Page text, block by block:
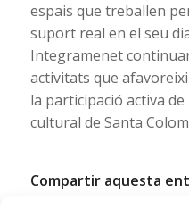
espais que treballen
suport real en el seu
Integramenet
activitats que
la participació activa
cultural de Santa
Compartir aquesta